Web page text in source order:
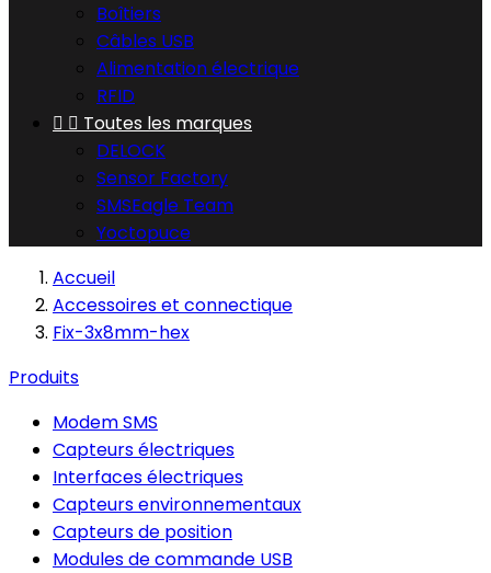
Boîtiers
Câbles USB
Alimentation électrique
RFID
  Toutes les marques
DELOCK
Sensor Factory
SMSEagle Team
Yoctopuce
Accueil
Accessoires et connectique
Fix-3x8mm-hex
Produits
Modem SMS
Capteurs électriques
Interfaces électriques
Capteurs environnementaux
Capteurs de position
Modules de commande USB